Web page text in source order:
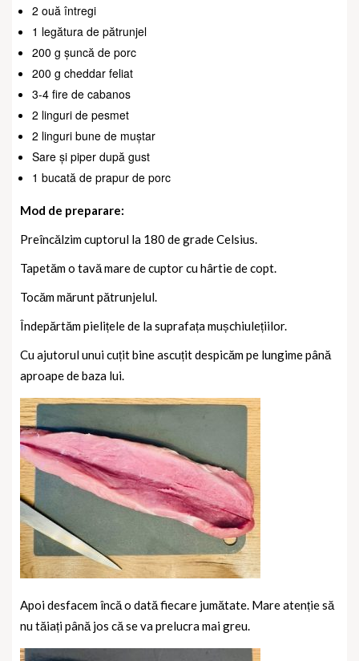
2 ouă întregi
1 legătura de pătrunjel
200 g șuncă de porc
200 g cheddar feliat
3-4 fire de cabanos
2 linguri de pesmet
2 linguri bune de muștar
Sare și piper după gust
1 bucată de prapur de porc
Mod de preparare:
Preîncălzim cuptorul la 180 de grade Celsius.
Tapetăm o tavă mare de cuptor cu hârtie de copt.
Tocăm mărunt pătrunjelul.
Îndepărtăm pielițele de la suprafața mușchiulețiilor.
Cu ajutorul unui cuțit bine ascuțit despicăm pe lungime până
aproape de baza lui.
Apoi desfacem încă o dată fiecare jumătate. Mare atenție să
nu tăiați până jos că se va prelucra mai greu.